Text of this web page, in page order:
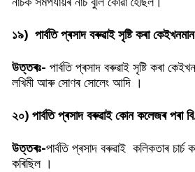
১৯) পাৰ্বতি প্ৰসাদ বৰুৱাইসৃষ্টি কৰা
উত্তৰঃ- পাৰ্বতি প্ৰসাদ বৰুৱাই সৃষ্টি কৰা
লখিমী আৰু সোণৰ সোলেং আদি ।
২০) পাৰ্বতি প্ৰসাদ বৰুৱাইকোন কলেজৰ পৰা
উত্তৰঃ-পাৰ্বতি প্ৰসাদ বৰুৱাইকলিকতাৰ চাৰ্চ
কৰিছিল ।